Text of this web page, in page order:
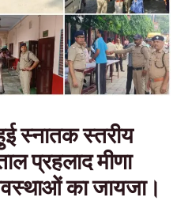
स्नातक स्तरीय
प्रहलाद मीणा
का जायजा।